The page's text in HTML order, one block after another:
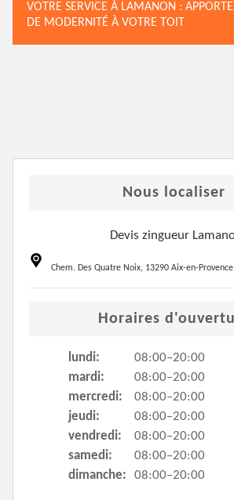
VOTRE SERVICE À LAMANON :
DE MODERNITÉ À VOTRE TOIT
Nous localiser
Devis zingueur
Chem. Des Quatre Noix, 13290 Aix-en-Provence
Horaires
lundi:
08:00–20:00
mardi:
08:00–20:00
mercredi:
08:00–20:00
jeudi:
08:00–20:00
vendredi:
08:00–20:00
samedi:
08:00–20:00
dimanche:
08:00–20:00